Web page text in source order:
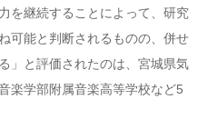
を継続することによって、研究
可能と判断されるものの、併せ
」と評価されたのは、宮城県気
楽学部附属音楽高等学校など5